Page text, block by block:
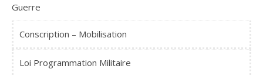
Guerre
Conscription – Mobilisation
Loi Programmation Militaire